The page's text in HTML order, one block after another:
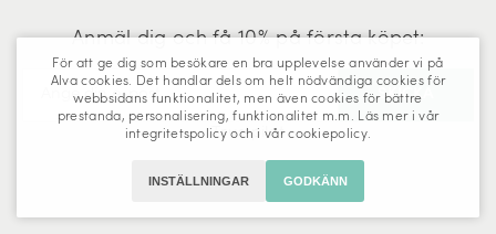
Anmäl dig och få 10% på första köpet:
Trustpilot
För att ge dig som besökare en bra upplevelse använder vi på
Alva cookies. Det handlar dels om helt nödvändiga cookies för
webbsidans funktionalitet, men även cookies för bättre
prestanda, personalisering, funktionalitet m.m. Läs mer i vår
integritetspolicyoch i vårcookiepolicy.
INSTÄLLNINGAR GODKÄNN